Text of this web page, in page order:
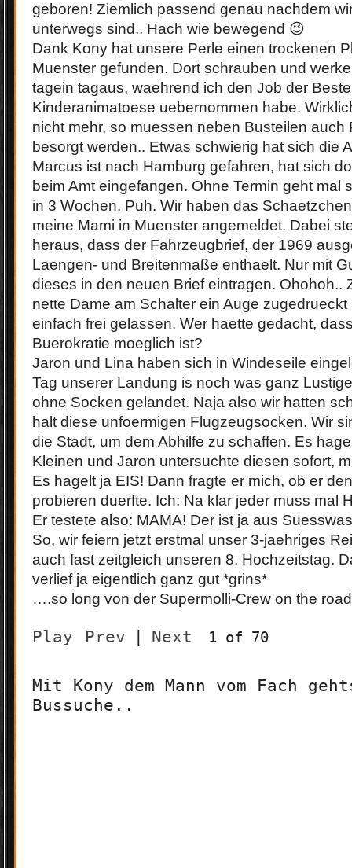
geboren! Ziemlich passend genau nachdem
unterwegs sind.. Hach wie bewegend 😉
Dank Kony hat unsere Perle einen trockenen
Muenster gefunden. Dort schrauben und
tagein tagaus, waehrend ich den Job der
Kinderanimatoese uebernommen habe.
nicht mehr, so muessen neben Busteilen auch
besorgt werden.. Etwas schwierig hat sich die
Marcus ist nach Hamburg gefahren, hat sich
beim Amt eingefangen. Ohne Termin geht mal
in 3 Wochen. Puh. Wir haben das
meine Mami in Muenster angemeldet. Dabei
heraus, dass der Fahrzeugbrief, der 1969
Laengen- und Breitenmaße enthaelt. Nur mit
dieses in den neuen Brief eintragen. Ohohoh..
nette Dame am Schalter ein Auge
einfach frei gelassen. Wer haette gedacht,
Buerokratie moeglich ist?
Jaron und Lina haben sich in Windeseile
Tag unserer Landung is noch was ganz
ohne Socken gelandet. Naja also wir hatten
halt diese unfoermigen Flugzeugsocken. Wir
die Stadt, um dem Abhilfe zu schaffen. Es
Kleinen und Jaron untersuchte diesen sofort,
Es hagelt ja EIS! Dann fragte er mich, ob er
probieren duerfte. Ich: Na klar jeder muss mal
Er testete also: MAMA! Der ist ja aus
So, wir feiern jetzt erstmal unser 3-jaehriges
auch fast zeitgleich unseren 8. Hochzeitstag.
verlief ja eigentlich ganz gut *grins*
….so long von der Supermolli-Crew on the
Play Prev Next 1 of 70
Mit Kony dem Mann vom Fach
Bussuche..